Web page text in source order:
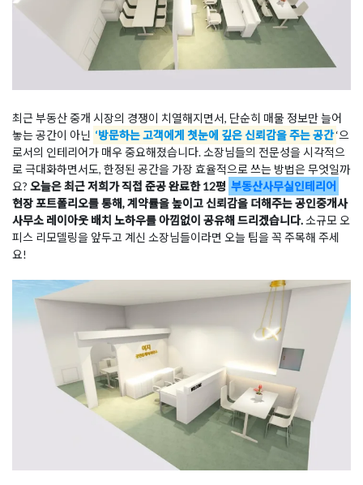
최근 부동산 중개 시장의 경쟁이 치열해지면서, 단순히 매물 정보만 늘어
놓는 공간이 아닌 ‘방문하는 고객에게 첫눈에 깊은 신뢰감을 주는 공간‘으
로서의 인테리어가 매우 중요해졌습니다. 소장님들의 전문성을 시각적으
로 극대화하면서도, 한정된 공간을 가장 효율적으로 쓰는 방법은 무엇일까
요? 오늘은 최근 저희가 직접 준공 완료한 12평 부동산사무실인테리어
현장 포트폴리오를 통해, 계약률을 높이고 신뢰감을 더해주는 공인중개사
사무소 레이아웃 배치 노하우를 아낌없이 공유해 드리겠습니다.소규모 오
피스 리모델링을 앞두고 계신 소장님들이라면 오늘 팁을 꼭 주목해 주세
요!